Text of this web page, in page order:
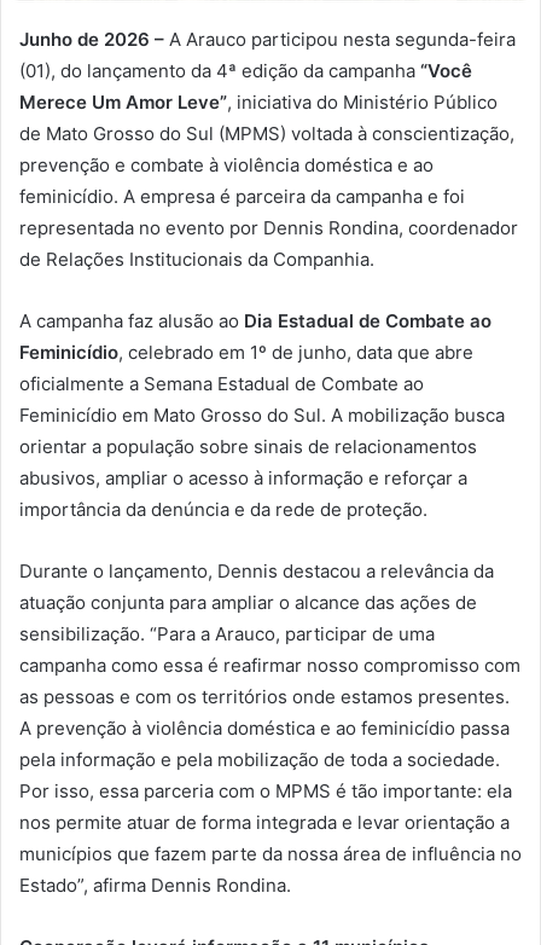
Junho de 2026 – A Arauco participou nesta segunda-feira
(01), do lançamento da 4ª edição da campanha “Você
Merece Um Amor Leve”, iniciativa do Ministério Público
de Mato Grosso do Sul (MPMS) voltada à conscientização,
prevenção e combate à violência doméstica e ao
feminicídio. A empresa é parceira da campanha e foi
representada no evento por Dennis Rondina, coordenador
de Relações Institucionais da Companhia.
A campanha faz alusão ao Dia Estadual de Combate ao
Feminicídio, celebrado em 1º de junho, data que abre
oficialmente a Semana Estadual de Combate ao
Feminicídio em Mato Grosso do Sul. A mobilização busca
orientar a população sobre sinais de relacionamentos
abusivos, ampliar o acesso à informação e reforçar a
importância da denúncia e da rede de proteção.
Durante o lançamento, Dennis destacou a relevância da
atuação conjunta para ampliar o alcance das ações de
sensibilização. “Para a Arauco, participar de uma
campanha como essa é reafirmar nosso compromisso com
as pessoas e com os territórios onde estamos presentes.
A prevenção à violência doméstica e ao feminicídio passa
pela informação e pela mobilização de toda a sociedade.
Por isso, essa parceria com o MPMS é tão importante: ela
nos permite atuar de forma integrada e levar orientação a
municípios que fazem parte da nossa área de influência no
Estado”, afirma Dennis Rondina.